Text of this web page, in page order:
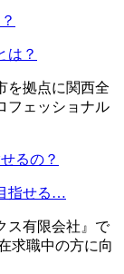
は？
を拠点に関西全
フェッショナル
指せる…
ス有限会社』で
求職中の方に向